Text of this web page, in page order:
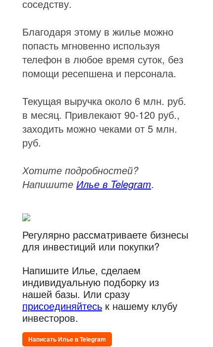
соседству.
Благодаря этому в жилье можно
попасть мгновенно используя
телефон в любое время суток, без
помощи ресепшена и персонала.
Текущая выручка около 6 млн. руб.
в месяц. Привлекают 90-120 руб.,
заходить можно чеками от 5 млн.
руб.
Хотите подробностей?
Напишите Илье в Telegram.
Регулярно рассматриваете бизнесы
для инвестиций или покупки?
Напишите Илье, сделаем
индивидуальную подборку из
нашей базы. Или сразу
присоединяйтесь к нашему клубу
инвесторов.
Написать Илье в Telegram